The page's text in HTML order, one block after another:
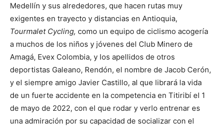
Medellín y sus alrededores, que hacen rutas muy
exigentes en trayecto y distancias en Antioquia,
Tourmalet Cycling, como un equipo de ciclismo acogería
a muchos de los niños y jóvenes del Club Minero de
Amagá, Evex Colombia, y los apellidos de otros
deportistas Galeano, Rendón, el nombre de Jacob Cerón,
y el siempre amigo Javier Castillo, al que librará la vida
de un fuerte accidente en la competencia en Titiribí el 1
de mayo de 2022, con el que rodar y verlo entrenar es
una admiración por su capacidad de socializar con el